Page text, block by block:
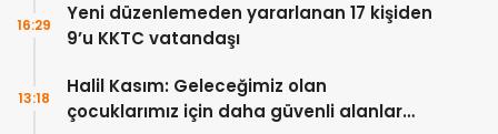
Yeni düzenlemeden yararlanan 17 kişiden
9’u KKTC vatandaşı
16:29
Halil Kasım: Geleceğimiz olan
çocuklarımız için daha güvenli alanlar
13:18